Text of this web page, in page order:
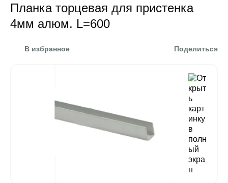
Планка торцевая для пристенка
4мм алюм. L=600
В избранное Поделиться